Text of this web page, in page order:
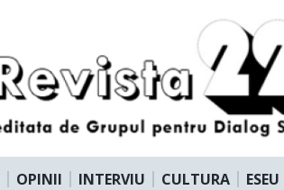
OPINII INTERVIU CULTURA ESEU